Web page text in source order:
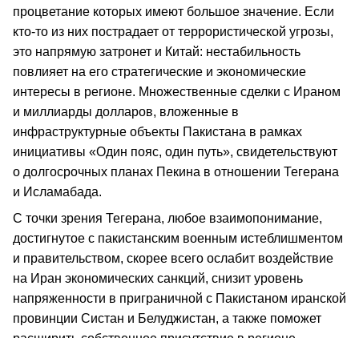
процветание которых имеют большое значение. Если
кто-то из них пострадает от террористической угрозы,
это напрямую затронет и Китай: нестабильность
повлияет на его стратегические и экономические
интересы в регионе. Множественные сделки с Ираном
и миллиарды долларов, вложенные в
инфраструктурные объекты Пакистана в рамках
инициативы «Один пояс, один путь», свидетельствуют
о долгосрочных планах Пекина в отношении Тегерана
и Исламабада.
С точки зрения Тегерана, любое взаимопонимание,
достигнутое с пакистанским военным истеблишментом
и правительством, скорее всего ослабит воздействие
на Иран экономических санкций, снизит уровень
напряженности в приграничной с Пакистаном иранской
провинции Систан и Белуджистан, а также поможет